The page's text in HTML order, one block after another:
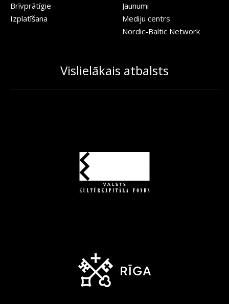
Brīvprātīgie
Izplatīšana
Jaunumi
Mediju centrs
Nordic-Baltic Network
Vislielākais atbalsts